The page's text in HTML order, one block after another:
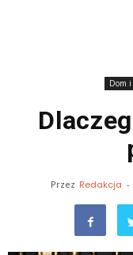
Dom i
Przez Redakcja -